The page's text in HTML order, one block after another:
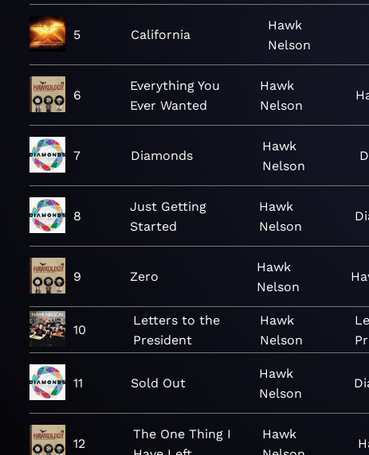
5 California
Hawk
Nelson
6
Everything You
Ever Wanted
Hawk
Nelson
7 Diamonds
Hawk
Nelson
8
Just Getting
Started
Hawk
Nelson
9 Zero
Hawk
Nelson
10
Letters to the
President
Hawk
Nelson
11 Sold Out
Hawk
Nelson
12
The One Thing I
Hawk